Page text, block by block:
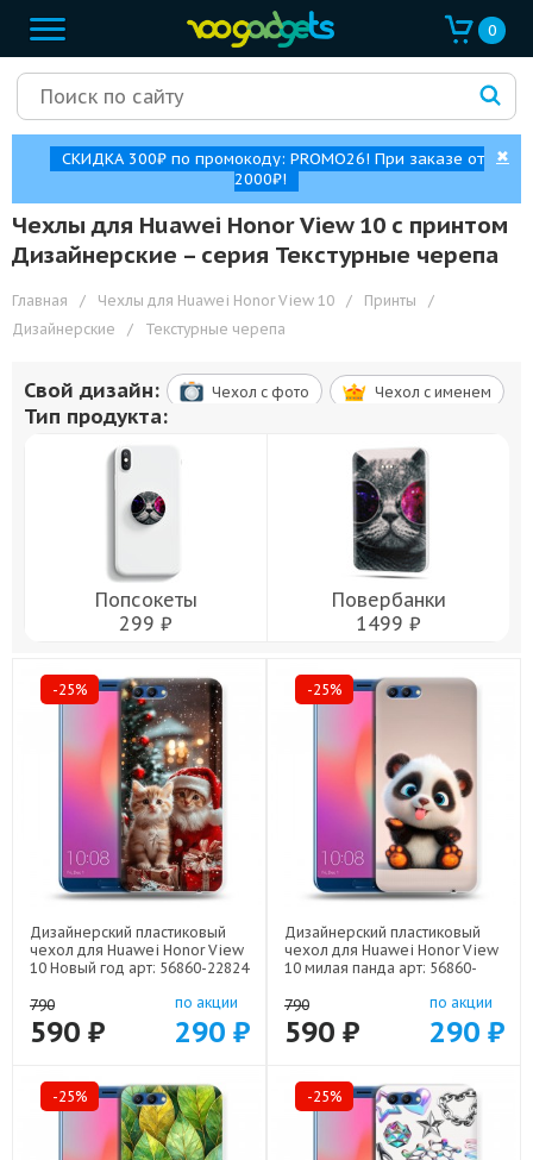
0
СКИДКА 300₽ по промокоду: PROMO26! При заказе от
2000₽!
✖
Чехлы для Huawei Honor View 10 с принтом
Дизайнерские – cерия Текстурные черепа
Главная / Чехлы для Huawei Honor View 10 / Принты
/
Дизайнерские
/ Текстурные черепа
Свой дизайн: Чехол c фото Чехол c именем
Тип продукта:
Попсокеты
299 ₽
Повербанки
1499 ₽
-25%
Дизайнерский пластиковый
чехол для Huawei Honor View
10 Новый год арт: 56860-22824
790
590 ₽
по акции
290 ₽
-25%
Дизайнерский пластиковый
чехол для Huawei Honor View
10 милая панда арт: 56860-
790
590 ₽
по акции
290 ₽
-25% -25%